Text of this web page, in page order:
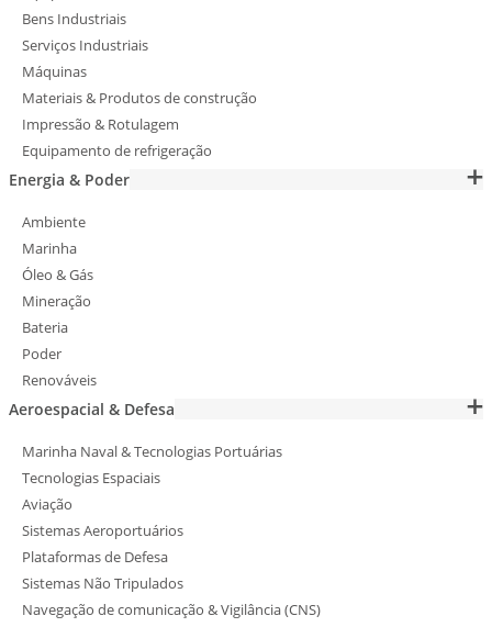
Bens Industriais
Serviços Industriais
Máquinas
Materiais & Produtos de construção
Impressão & Rotulagem
Equipamento de refrigeração
Energia & Poder
Ambiente
Marinha
Óleo & Gás
Mineração
Bateria
Poder
Renováveis
Aeroespacial & Defesa
Marinha Naval & Tecnologias Portuárias
Tecnologias Espaciais
Aviação
Sistemas Aeroportuários
Plataformas de Defesa
Sistemas Não Tripulados
Navegação de comunicação & Vigilância (CNS)